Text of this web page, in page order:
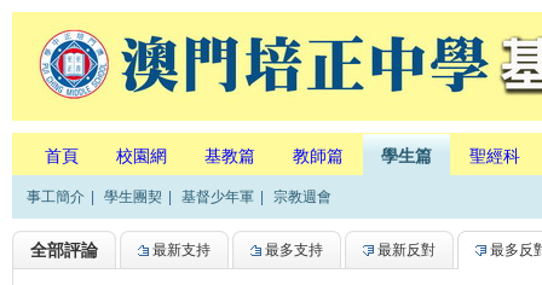
首頁 校園網 基教篇 教師篇 學生篇 聖經科
事工簡介 學生團契 基督少年軍 宗教週會
全部評論 最新支持 最多支持 最新反對 最多反